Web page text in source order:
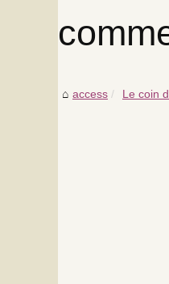
access Le coin